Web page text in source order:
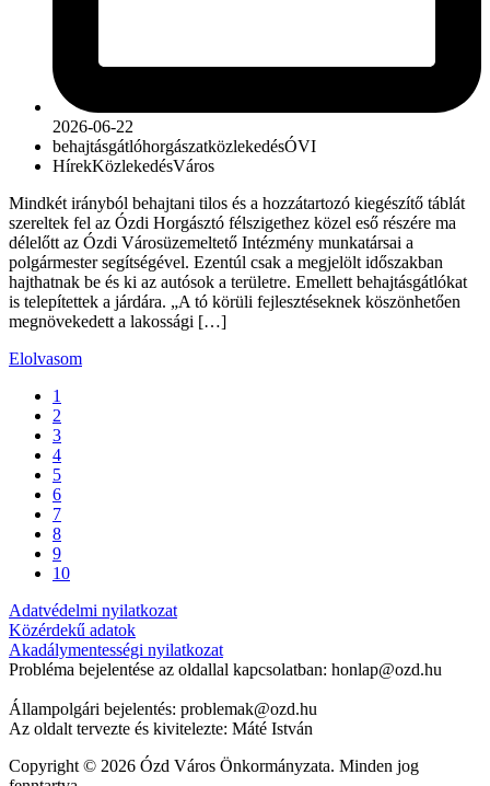
2026-06-22
behajtásgátlóhorgászatközlekedésÓVI
HírekKözlekedésVáros
Mindkét irányból behajtani tilos és a hozzátartozó kiegészítő táblát
szereltek fel az Ózdi Horgásztó félszigethez közel eső részére ma
délelőtt az Ózdi Városüzemeltető Intézmény munkatársai a
polgármester segítségével. Ezentúl csak a megjelölt időszakban
hajthatnak be és ki az autósok a területre. Emellett behajtásgátlókat
is telepítettek a járdára. „A tó körüli fejlesztéseknek köszönhetően
megnövekedett a lakossági […]
Elolvasom
1
2
3
4
5
6
7
8
9
10
Adatvédelmi nyilatkozat
Közérdekű adatok
Akadálymentességi nyilatkozat
Probléma bejelentése az oldallal kapcsolatban: honlap@ozd.hu
Állampolgári bejelentés: problemak@ozd.hu
Az oldalt tervezte és kivitelezte: Máté István
Copyright © 2026 Ózd Város Önkormányzata. Minden jog